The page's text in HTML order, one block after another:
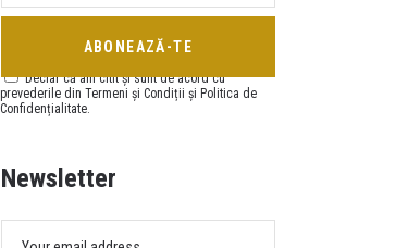
Declar că am citit și sunt de acord cu
prevederile din Termeni și Condiții și Politica de
Confidențialitate.
Newsletter